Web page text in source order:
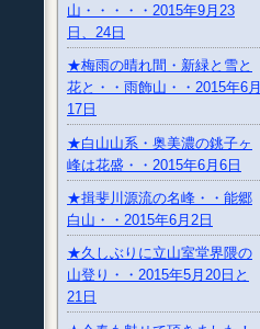
山・・・・・2015年9月23
日、24日
★梅雨の晴れ間・新緑と雪と
花と・・雨飾山・・2015年6月
17日
★白山山系・奥美濃の銚子ヶ
峰は花盛・・2015年6月6日
★揖斐川源流の名峰・・能郷
白山・・2015年6月2日
★久しぶりに立山室堂界隈の
山登り・・2015年5月20日と
21日